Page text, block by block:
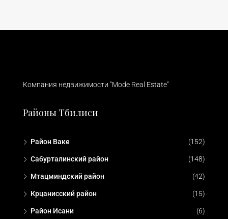
Компания недвижимости "Mode Real Estate"
Районы Тбилиси
Район Ваке (152)
Сабурталинский район (148)
Мтацминдский район (42)
Крцанисский район (15)
Район Исани (6)